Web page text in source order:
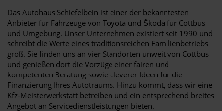
Das Autohaus Schiefelbein ist einer der bekanntesten
Anbieter für Fahrzeuge von Toyota und Škoda für Cottbus
und Umgebung. Unser Unternehmen existiert seit 1990 und
schreibt die Werte eines traditionsreichen Familienbetriebs
groß. Sie finden uns an vier Standorten unweit von Cottbus
und genießen dort die Vorzüge einer fairen und
kompetenten Beratung sowie cleverer Ideen für die
Finanzierung Ihres Autotraums. Hinzu kommt, dass wir eine
Kfz-Meisterwerkstatt betreiben und ein entsprechend breites
Angebot an Servicedienstleistungen bieten.